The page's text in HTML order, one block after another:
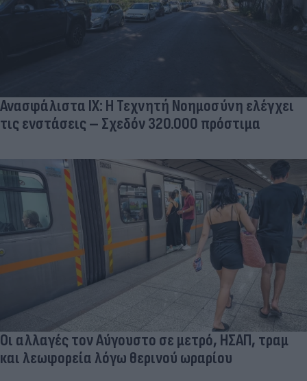
Ανασφάλιστα ΙΧ: Η Τεχνητή Νοημοσύνη ελέγχει
τις ενστάσεις – Σχεδόν 320.000 πρόστιμα
Οι αλλαγές τον Αύγουστο σε μετρό, ΗΣΑΠ, τραμ
και λεωφορεία λόγω θερινού ωραρίου